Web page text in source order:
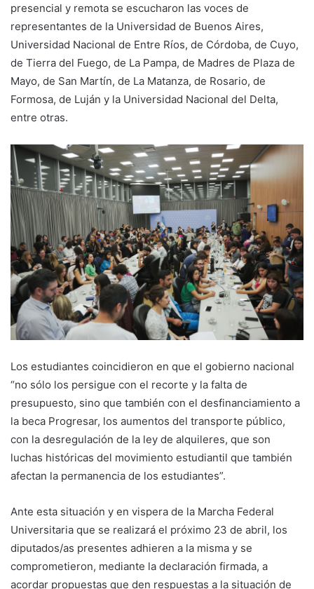
presencial y remota se escucharon las voces de
representantes de la Universidad de Buenos Aires,
Universidad Nacional de Entre Ríos, de Córdoba, de Cuyo,
de Tierra del Fuego, de La Pampa, de Madres de Plaza de
Mayo, de San Martín, de La Matanza, de Rosario, de
Formosa, de Luján y la Universidad Nacional del Delta,
entre otras.
Los estudiantes coincidieron en que el gobierno nacional
“no sólo los persigue con el recorte y la falta de
presupuesto, sino que también con el desfinanciamiento a
la beca Progresar, los aumentos del transporte público,
con la desregulación de la ley de alquileres, que son
luchas históricas del movimiento estudiantil que también
afectan la permanencia de los estudiantes”.
Ante esta situación y en vispera de la Marcha Federal
Universitaria que se realizará el próximo 23 de abril, los
diputados/as presentes adhieren a la misma y se
comprometieron, mediante la declaración firmada, a
acordar propuestas que den respuestas a la situación de